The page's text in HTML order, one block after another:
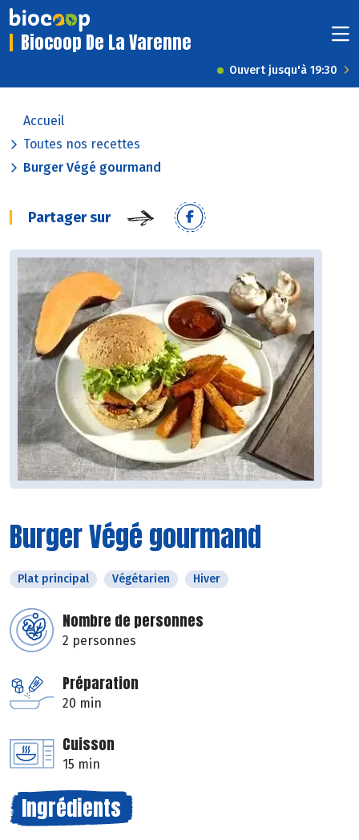
Biocoop De La Varenne
Ouvert jusqu'à 19:30
Accueil
Toutes nos recettes
Burger Végé gourmand
Partager sur
Burger Végé gourmand
Plat principal Végétarien Hiver
Nombre de personnes
2 personnes
Préparation
20 min
Cuisson
15 min
Ingrédients